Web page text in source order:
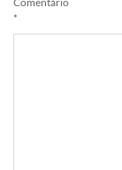
*